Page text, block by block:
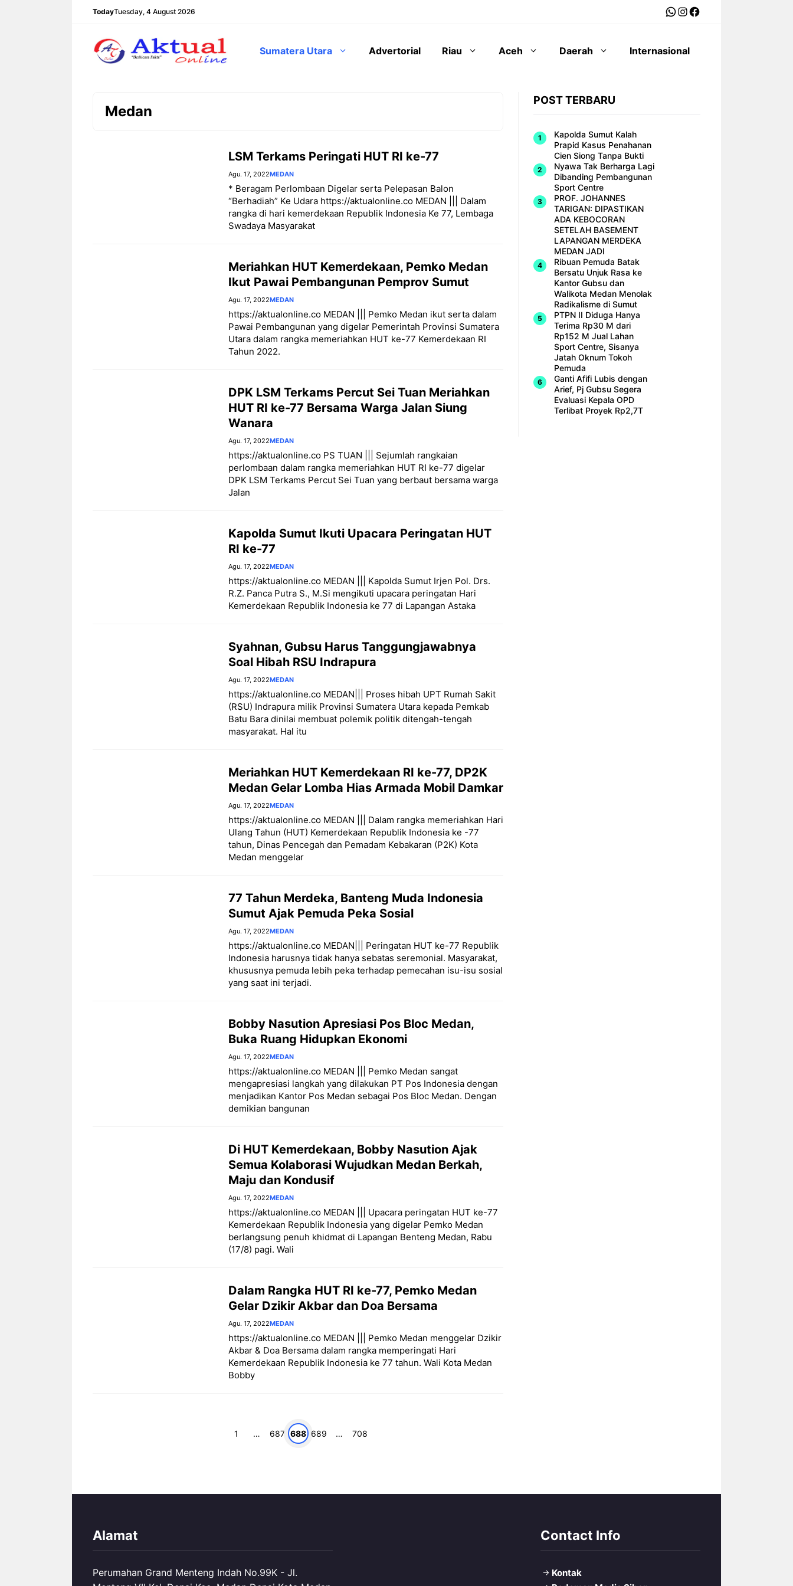
TodayTuesday, 4 August 2026 WhatsApp
Instagram
Facebook
Sumatera Utara Advertorial Riau Aceh Daerah Internasional
Medan
LSM Terkams Peringati HUT RI ke-77
Agu. 17, 2022MEDAN
* Beragam Perlombaan Digelar serta Pelepasan Balon
“Berhadiah” Ke Udara https://aktualonline.co MEDAN ||| Dalam
rangka di hari kemerdekaan Republik Indonesia Ke 77, Lembaga
Swadaya Masyarakat
Meriahkan HUT Kemerdekaan, Pemko Medan
Ikut Pawai Pembangunan Pemprov Sumut
Agu. 17, 2022MEDAN
https://aktualonline.co MEDAN ||| Pemko Medan ikut serta dalam
Pawai Pembangunan yang digelar Pemerintah Provinsi Sumatera
Utara dalam rangka memeriahkan HUT ke-77 Kemerdekaan RI
Tahun 2022.
DPK LSM Terkams Percut Sei Tuan Meriahkan
HUT RI ke-77 Bersama Warga Jalan Siung
Wanara
Agu. 17, 2022MEDAN
https://aktualonline.co PS TUAN ||| Sejumlah rangkaian
perlombaan dalam rangka memeriahkan HUT RI ke-77 digelar
DPK LSM Terkams Percut Sei Tuan yang berbaut bersama warga
Jalan
Kapolda Sumut Ikuti Upacara Peringatan HUT
RI ke-77
Agu. 17, 2022MEDAN
https://aktualonline.co MEDAN ||| Kapolda Sumut Irjen Pol. Drs.
R.Z. Panca Putra S., M.Si mengikuti upacara peringatan Hari
Kemerdekaan Republik Indonesia ke 77 di Lapangan Astaka
Syahnan, Gubsu Harus Tanggungjawabnya
Soal Hibah RSU Indrapura
Agu. 17, 2022MEDAN
https://aktualonline.co MEDAN||| Proses hibah UPT Rumah Sakit
(RSU) Indrapura milik Provinsi Sumatera Utara kepada Pemkab
Batu Bara dinilai membuat polemik politik ditengah-tengah
masyarakat. Hal itu
Meriahkan HUT Kemerdekaan RI ke-77, DP2K
Medan Gelar Lomba Hias Armada Mobil Damkar
Agu. 17, 2022MEDAN
https://aktualonline.co MEDAN ||| Dalam rangka memeriahkan Hari
Ulang Tahun (HUT) Kemerdekaan Republik Indonesia ke -77
tahun, Dinas Pencegah dan Pemadam Kebakaran (P2K) Kota
Medan menggelar
77 Tahun Merdeka, Banteng Muda Indonesia
Sumut Ajak Pemuda Peka Sosial
Agu. 17, 2022MEDAN
https://aktualonline.co MEDAN||| Peringatan HUT ke-77 Republik
Indonesia harusnya tidak hanya sebatas seremonial. Masyarakat,
khususnya pemuda lebih peka terhadap pemecahan isu-isu sosial
yang saat ini terjadi.
Bobby Nasution Apresiasi Pos Bloc Medan,
Buka Ruang Hidupkan Ekonomi
Agu. 17, 2022MEDAN
https://aktualonline.co MEDAN ||| Pemko Medan sangat
mengapresiasi langkah yang dilakukan PT Pos Indonesia dengan
menjadikan Kantor Pos Medan sebagai Pos Bloc Medan. Dengan
demikian bangunan
Di HUT Kemerdekaan, Bobby Nasution Ajak
Semua Kolaborasi Wujudkan Medan Berkah,
Maju dan Kondusif
Agu. 17, 2022MEDAN
https://aktualonline.co MEDAN ||| Upacara peringatan HUT ke-77
Kemerdekaan Republik Indonesia yang digelar Pemko Medan
berlangsung penuh khidmat di Lapangan Benteng Medan, Rabu
(17/8) pagi. Wali
Dalam Rangka HUT RI ke-77, Pemko Medan
Gelar Dzikir Akbar dan Doa Bersama
Agu. 17, 2022MEDAN
https://aktualonline.co MEDAN ||| Pemko Medan menggelar Dzikir
Akbar & Doa Bersama dalam rangka memperingati Hari
Kemerdekaan Republik Indonesia ke 77 tahun. Wali Kota Medan
Bobby
Halaman
1 … Halaman
687Halaman
688Halaman
689 … Halaman
708
POST TERBARU
Kapolda Sumut Kalah
Prapid Kasus Penahanan
Cien Siong Tanpa Bukti
Nyawa Tak Berharga Lagi
Dibanding Pembangunan
Sport Centre
PROF. JOHANNES
TARIGAN: DIPASTIKAN
ADA KEBOCORAN
SETELAH BASEMENT
LAPANGAN MERDEKA
MEDAN JADI
Ribuan Pemuda Batak
Bersatu Unjuk Rasa ke
Kantor Gubsu dan
Walikota Medan Menolak
Radikalisme di Sumut
PTPN II Diduga Hanya
Terima Rp30 M dari
Rp152 M Jual Lahan
Sport Centre, Sisanya
Jatah Oknum Tokoh
Pemuda
Ganti Afifi Lubis dengan
Arief, Pj Gubsu Segera
Evaluasi Kepala OPD
Terlibat Proyek Rp2,7T
Alamat
Perumahan Grand Menteng Indah No.99K - Jl.
Contact Info
Kontak